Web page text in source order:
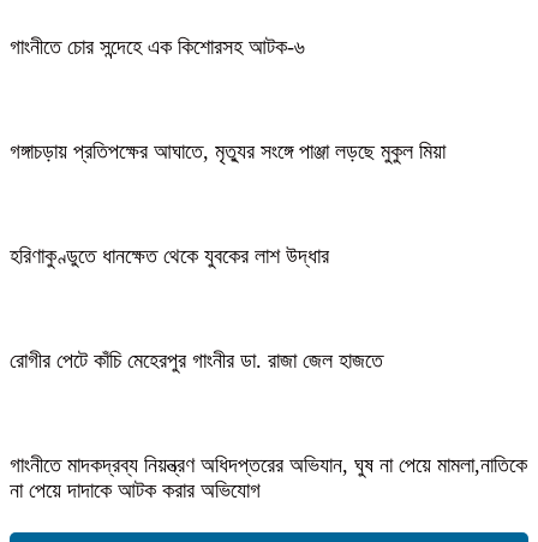
গাংনীতে চোর সন্দেহে এক কিশোরসহ আটক-৬
গঙ্গাচড়ায় প্রতিপক্ষের আঘাতে, মৃত্যুর সংঙ্গে পাঞ্জা লড়ছে মুকুল মিয়া
হরিণাকুণ্ডুতে ধানক্ষেত থেকে যুবকের লাশ উদ্ধার
রোগীর পেটে কাঁচি মেহেরপুর গাংনীর ডা. রাজা জেল হাজতে
গাংনীতে মাদকদ্রব্য নিয়ন্ত্রণ অধিদপ্তরের অভিযান, ঘুষ না পেয়ে মামলা,নাতিকে
না পেয়ে দাদাকে আটক করার অভিযোগ